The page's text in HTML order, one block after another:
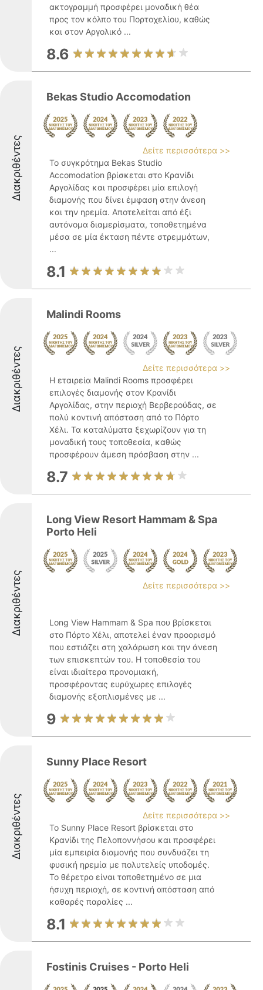
ακτογραμμή προσφέρει μοναδική θέα
προς τον κόλπο του Πορτοχελίου, καθώς
και στον Αργολικό ...
8.6
Διακριθέντες
Bekas Studio Accomodation
Δείτε περισσότερα >>
Το συγκρότημα Bekas Studio
Accomodation βρίσκεται στο Κρανίδι
Αργολίδας και προσφέρει μία επιλογή
διαμονής που δίνει έμφαση στην άνεση
και την ηρεμία. Αποτελείται από έξι
αυτόνομα διαμερίσματα, τοποθετημένα
μέσα σε μία έκταση πέντε στρεμμάτων,
...
8.1
Διακριθέντες
Malindi Rooms
Δείτε περισσότερα >>
Η εταιρεία Malindi Rooms προσφέρει
επιλογές διαμονής στον Κρανίδι
Αργολίδας, στην περιοχή Βερβερούδας, σε
πολύ κοντινή απόσταση από το Πόρτο
Χέλι. Τα καταλύματα ξεχωρίζουν για τη
μοναδική τους τοποθεσία, καθώς
προσφέρουν άμεση πρόσβαση στην ...
8.7
Διακριθέντες
Long View Resort Hammam & Spa
Porto Heli
Δείτε περισσότερα >>
Long View Hammam & Spa που βρίσκεται
στο Πόρτο Χέλι, αποτελεί έναν προορισμό
που εστιάζει στη χαλάρωση και την άνεση
των επισκεπτών του. Η τοποθεσία του
είναι ιδιαίτερα προνομιακή,
προσφέροντας ευρύχωρες επιλογές
διαμονής εξοπλισμένες με ...
9
Διακριθέντες
Sunny Place Resort
Δείτε περισσότερα >>
Το Sunny Place Resort βρίσκεται στο
Κρανίδι της Πελοποννήσου και προσφέρει
μία εμπειρία διαμονής που συνδυάζει τη
φυσική ηρεμία με πολυτελείς υποδομές.
Το θέρετρο είναι τοποθετημένο σε μια
ήσυχη περιοχή, σε κοντινή απόσταση από
καθαρές παραλίες ...
8.1
Fostinis Cruises - Porto Heli